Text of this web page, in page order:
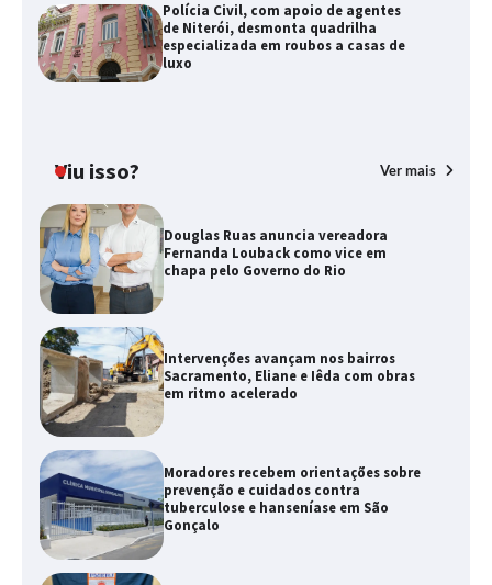
Polícia Civil, com apoio de agentes
de Niterói, desmonta quadrilha
especializada em roubos a casas de
luxo
Viu isso? Ver mais
Douglas Ruas anuncia vereadora
Fernanda Louback como vice em
chapa pelo Governo do Rio
Intervenções avançam nos bairros
Sacramento, Eliane e Iêda com obras
em ritmo acelerado
Moradores recebem orientações sobre
prevenção e cuidados contra
tuberculose e hanseníase em São
Gonçalo